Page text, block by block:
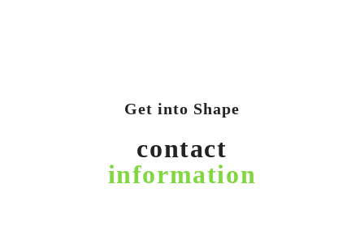
Get into Shape
contact
information